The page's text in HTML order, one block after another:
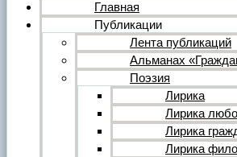
Главная
Публикации
Лента публикаций
Альманах
Поэзия
Лирика
Лирика
Лирика
Лирика
Рок
Шансон
Мастерская
Гражданинъ
Поэтическая подборка для
Путь поэта
Все темы форума
О литературе
О политике